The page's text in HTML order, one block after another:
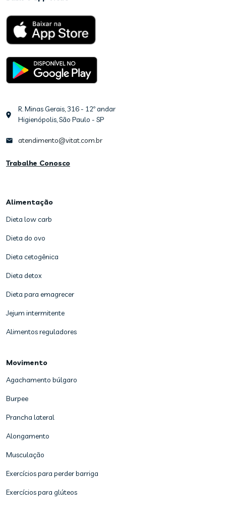
R. Minas Gerais, 316 - 12º andar
Higienópolis, São Paulo - SP
atendimento@vitat.com.br
Trabalhe Conosco
Alimentação
Dieta low carb
Dieta do ovo
Dieta cetogênica
Dieta detox
Dieta para emagrecer
Jejum intermitente
Alimentos reguladores
Movimento
Agachamento búlgaro
Burpee
Prancha lateral
Alongamento
Musculação
Exercícios para perder barriga
Exercícios para glúteos